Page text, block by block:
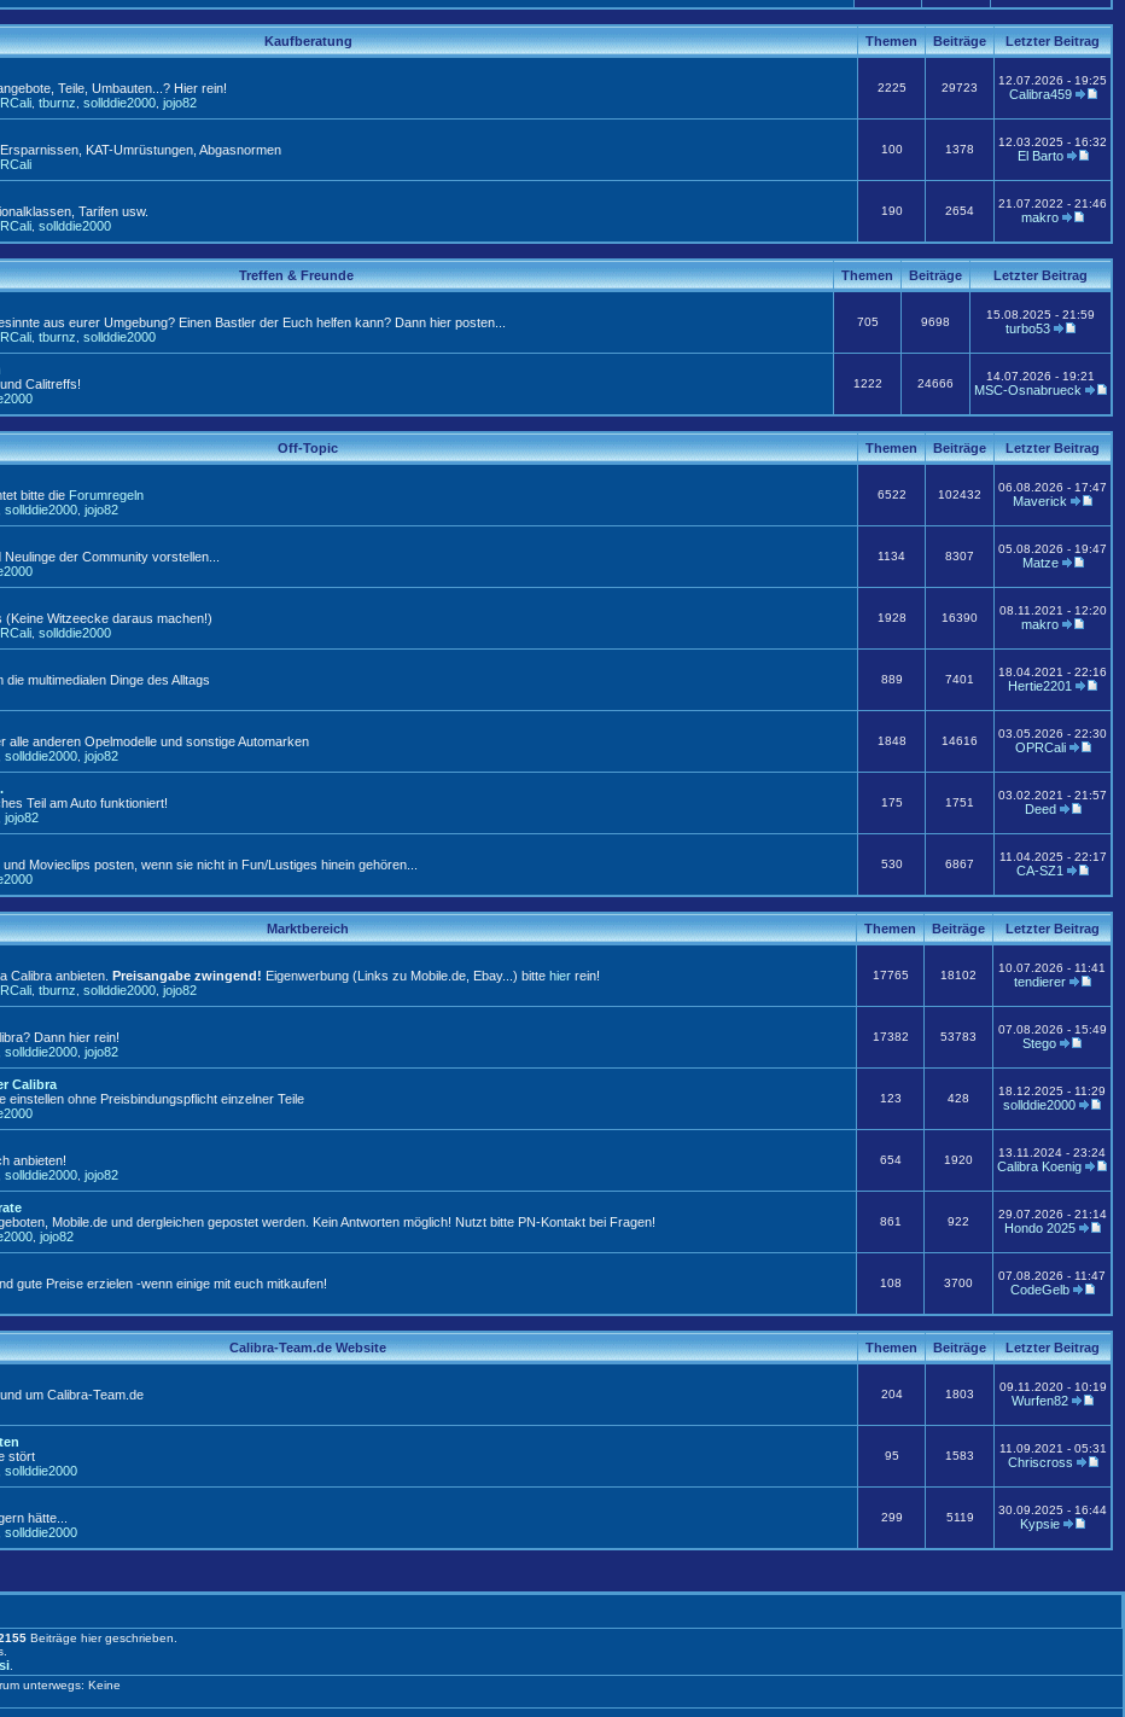
Kaufberatung Themen Beiträge Letzter Beitrag
Teile, Umbauten...? Hier rein!
tburnz sollddie2000 jojo82
2225 29723
12.07.2026 - 19:25
Calibra459
KAT-Umrüstungen, Abgasnormen
100 1378
12.03.2025 - 16:32
El Barto
Tarifen usw.
sollddie2000
190 2654
21.07.2022 - 21:46
makro
Treffen & Freunde Themen Beiträge Letzter Beitrag
aus eurer Umgebung? Einen Bastler der Euch helfen kann? Dann hier posten...
tburnz sollddie2000
705 9698
15.08.2025 - 21:59
turbo53
Calitreffs!
1222 24666
14.07.2026 - 19:21
MSC-Osnabrueck
Off-Topic Themen Beiträge Letzter Beitrag
bitte die Forumregeln
sollddie2000 jojo82
6522 102432
06.08.2026 - 17:47
Maverick
der Community vorstellen...
1134 8307
05.08.2026 - 19:47
Matze
(Keine Witzeecke daraus machen!)
sollddie2000
1928 16390
08.11.2021 - 12:20
makro
multimedialen Dinge des Alltags
889 7401
18.04.2021 - 22:16
Hertie2201
alle anderen Opelmodelle und sonstige Automarken
sollddie2000 jojo82
1848 14616
03.05.2026 - 22:30
OPRCali
Teil am Auto funktioniert!
jojo82
175 1751
03.02.2021 - 21:57
Deed
Movieclips posten, wenn sie nicht in Fun/Lustiges hinein gehören...
530 6867
11.04.2025 - 22:17
CA-SZ1
Marktbereich Themen Beiträge Letzter Beitrag
Calibra anbieten. Preisangabe zwingend! Eigenwerbung (Links zu Mobile.de, Ebay...) bitte hier rein!
tburnz sollddie2000 jojo82
17765 18102
10.07.2026 - 11:41
tendierer
Dann hier rein!
sollddie2000 jojo82
17382 53783
07.08.2026 - 15:49
Stego
Calibra
einstellen ohne Preisbindungspflicht einzelner Teile
123 428
18.12.2025 - 11:29
sollddie2000
anbieten!
sollddie2000 jojo82
654 1920
13.11.2024 - 23:24
Calibra Koenig
Mobile.de und dergleichen gepostet werden. Kein Antworten möglich! Nutzt bitte PN-Kontakt bei Fragen!
jojo82
861 922
29.07.2026 - 21:14
Hondo 2025
gute Preise erzielen -wenn einige mit euch mitkaufen!
108 3700
07.08.2026 - 11:47
CodeGelb
Calibra-Team.de Website Themen Beiträge Letzter Beitrag
um Calibra-Team.de
204 1803
09.11.2020 - 10:19
Wurfen82
stört
sollddie2000
95 1583
11.09.2021 - 05:31
Chriscross
hätte...
sollddie2000
299 5119
30.09.2025 - 16:44
Kypsie
Beiträge hier geschrieben.
unterwegs: Keine